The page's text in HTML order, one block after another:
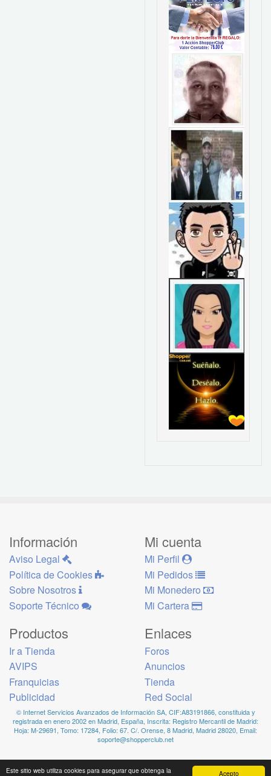
Acepto
Este sitio web utiliza cookies para asegurar que obtenga la
Información
Aviso Legal
Política de Cookies
Sobre Nosotros
Soporte Técnico
Mi cuenta
Mi Perfil
Mi Pedidos
Mi Monedero
Mi Cartera
Productos
Ir a Tienda
AVIPS
Franquicias
Publicidad
Enlaces
Foros
Anuncios
Tienda
Red Social
© Internet Servicios Avanzados de Información SA, CIF:A83191866, constituida y
registrada en enero 2002 en Madrid, España, Inscrita: Registro Mercantil de Madrid:
Hoja: M-29691, Tomo: 17284, Folio: 67. C/. Orense, 8 Madrid, Madrid 28020, Email:
soporte@shopperclub.net